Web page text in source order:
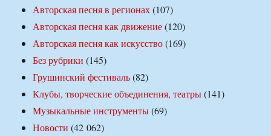
Авторская песня в регионах(107)
Авторская песня как движение(120)
Авторская песня как искусство(169)
Без рубрики (145)
Грушинский фестиваль(82)
Клубы, творческие объединения, театры(141)
Музыкальные инструменты(69)
Новости (42 062)